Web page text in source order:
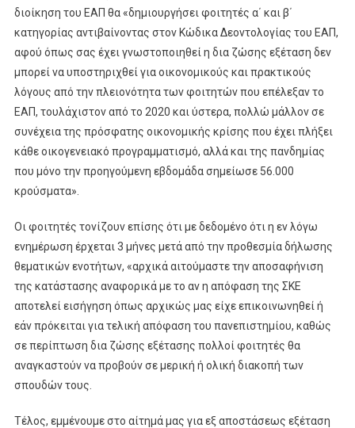
διοίκηση του ΕΑΠ θα «δημιουργήσει φοιτητές α΄ και β΄
κατηγορίας αντιβαίνοντας στον Κώδικα Δεοντολογίας του ΕΑΠ,
αφού όπως σας έχει γνωστοποιηθεί η δια ζώσης εξέταση δεν
μπορεί να υποστηριχθεί για οικονομικούς και πρακτικούς
λόγους από την πλειονότητα των φοιτητών που επέλεξαν το
ΕΑΠ, τουλάχιστον από το 2020 και ύστερα, πολλώ μάλλον σε
συνέχεια της πρόσφατης οικονομικής κρίσης που έχει πλήξει
κάθε οικογενειακό προγραμματισμό, αλλά και της πανδημίας
που μόνο την προηγούμενη εβδομάδα σημείωσε 56.000
κρούσματα».
Οι φοιτητές τονίζουν επίσης ότι με δεδομένο ότι η εν λόγω
ενημέρωση έρχεται 3 μήνες μετά από την προθεσμία δήλωσης
θεματικών ενοτήτων, «αρχικά αιτούμαστε την αποσαφήνιση
της κατάστασης αναφορικά με το αν η απόφαση της ΣΚΕ
αποτελεί εισήγηση όπως αρχικώς μας είχε επικοινωνηθεί ή
εάν πρόκειται για τελική απόφαση του πανεπιστημίου, καθώς
σε περίπτωση δια ζώσης εξέτασης πολλοί φοιτητές θα
αναγκαστούν να προβούν σε μερική ή ολική διακοπή των
σπουδών τους.
Τέλος, εμμένουμε στο αίτημά μας για εξ αποστάσεως εξέταση